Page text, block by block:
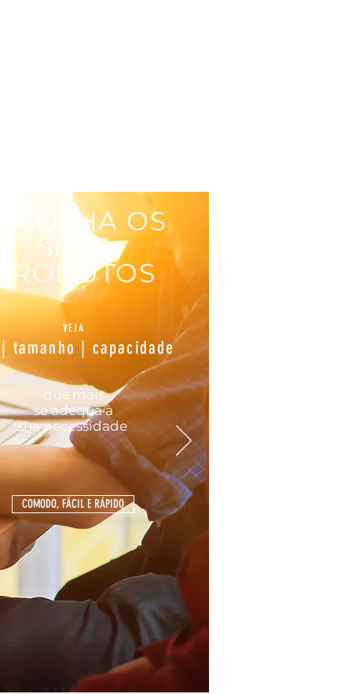
OS
SEUS
PRODUTOS
VEJA
tamanho | capacidade
que mais
seadequaà
suanecessidade
COMODO, FÁCIL E RÁPIDO